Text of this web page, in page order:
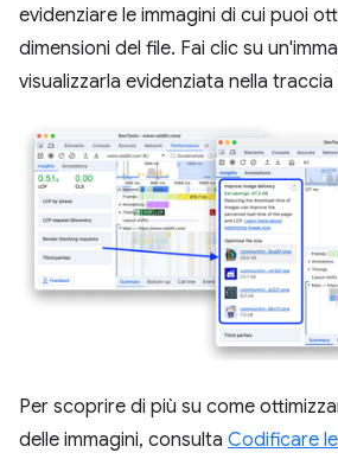
evidenziare le immagini di cui puoi
dimensioni del file. Fai clic su
visualizzarla evidenziata nella traccia
Per scoprire di più su come
delle immagini, consulta Codificare